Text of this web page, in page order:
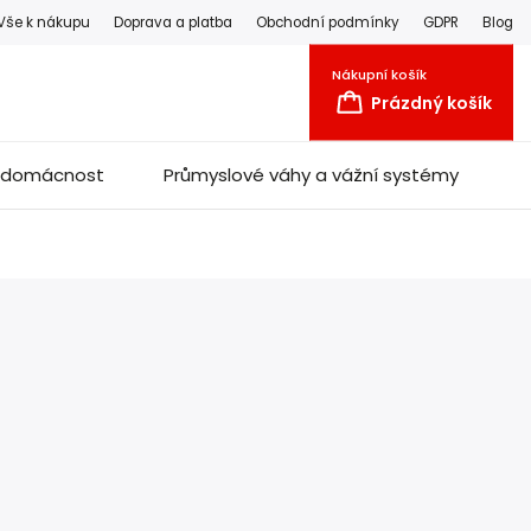
k nákupu Doprava a platba Obchodní podmínky GDPR Blog
Nákupní košík
Prázdný košík
Průmyslové váhy a vážní systémy